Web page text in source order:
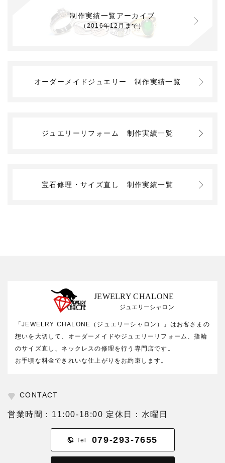
制作実績一覧アーカイブ
（2016年12月まで）
オーダーメイドジュエリー 制作実績一覧
ジュエリーリフォーム 制作実績一覧
宝石修理・サイズ直し 制作実績一覧
JEWELRY CHALONE
ジュエリーシャロン
「JEWELRY CHALONE（ジュエリーシャロン）」はお客さまの
想いを大切して、オーダーメイドやジュエリーリフォーム、指輪
のサイズ直し、ネックレスの修理を行う専門店です。
お手頃な料金できれいな仕上がりをお約束します。
CONTACT
営業時間：11:00-18:00 定休日：水曜日
Tel 079-293-7655